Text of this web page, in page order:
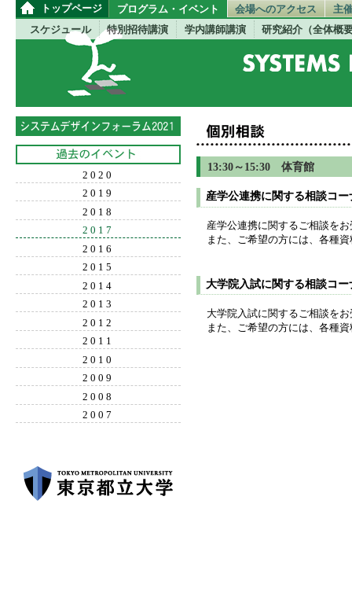
トップページ
プログラム・イベント
スケジュール
特別招待講演 学内講師講演 研究紹介（全体概
会場へのアクセス 主
2020
2019
2018
2017
2016
2015
2014
2013
2012
2011
2010
2009
2008
2007
13:30～15:30 体育館
産学公連携に関する相談コー
産学公連携に関するご相談を
また、ご希望の方には、各種
大学院入試に関する相談コー
大学院入試に関するご相談を
また、ご希望の方には、各種